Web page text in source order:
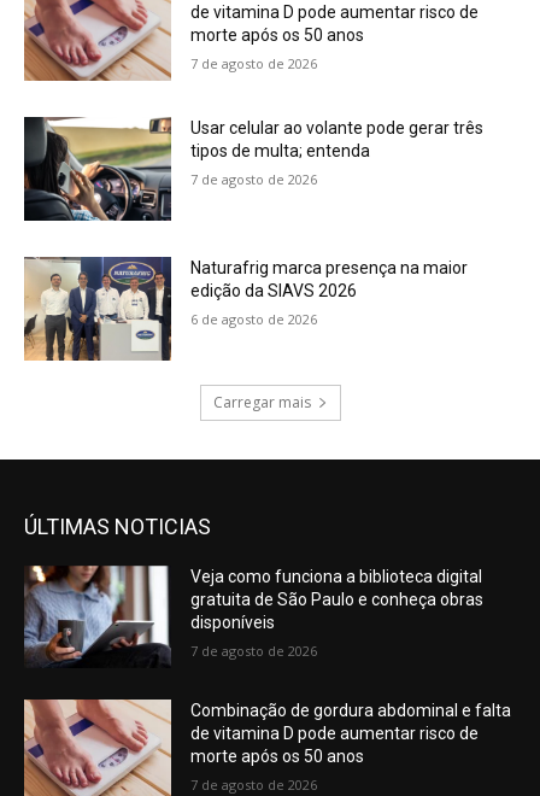
de vitamina D pode aumentar risco de
morte após os 50 anos
7 de agosto de 2026
Usar celular ao volante pode gerar três
tipos de multa; entenda
7 de agosto de 2026
Naturafrig marca presença na maior
edição da SIAVS 2026
6 de agosto de 2026
Carregar mais
ÚLTIMAS NOTICIAS
Veja como funciona a biblioteca digital
gratuita de São Paulo e conheça obras
disponíveis
7 de agosto de 2026
Combinação de gordura abdominal e falta
de vitamina D pode aumentar risco de
morte após os 50 anos
7 de agosto de 2026